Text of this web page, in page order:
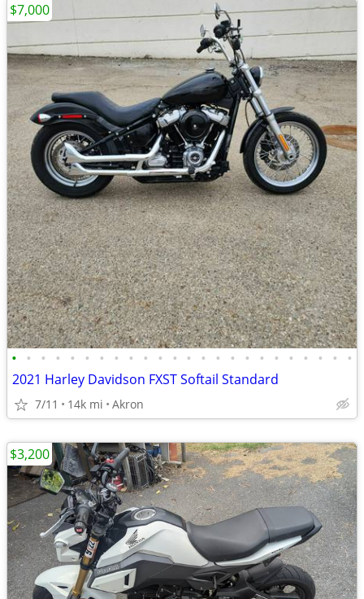
• • • • • • • • • • • • • • • • • • • • • • • •
2021 Harley Davidson FXST Softail Standard
7/11 14k mi Akron
$7,000
$3,200